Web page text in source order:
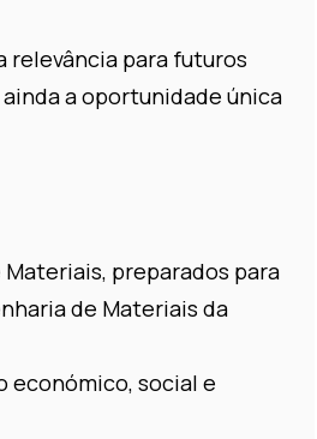
relevância para futuros
a oportunidade única
preparados para
de Materiais da
económico, social e